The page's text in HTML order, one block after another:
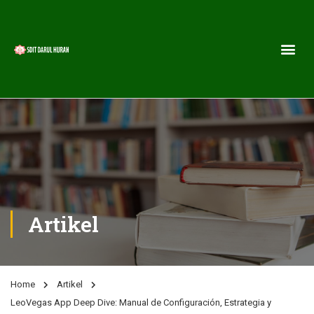
Artikel
Home
Artikel
LeoVegas App Deep Dive: Manual de Configuración, Estrategia y